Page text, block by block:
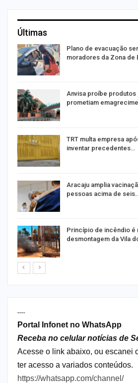
Últimas
Plano de evacuação
moradores da Zona de
Anvisa proíbe
prometiam
TRT multa empresa
inventar precedentes…
Aracaju amplia
pessoas acima de
Princípio de incêndio é
desmontagem da Vila
----
Portal Infonet no WhatsApp
Receba no celular notícias de
Acesse o link abaixo, ou escanei
ter acesso a variados conteúdos.
https://whatsapp.com/channel/